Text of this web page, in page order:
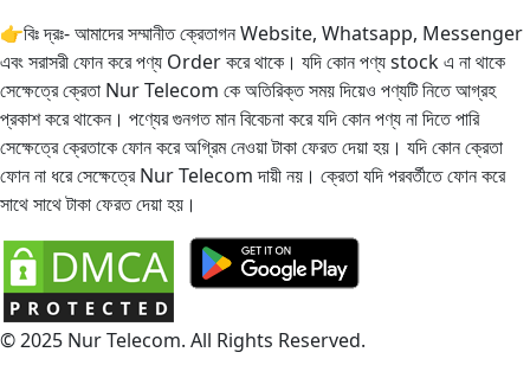
👉বিঃ দ্রঃ- আমাদের সম্মানীত ক্রেতাগন Website, Whatsapp, Messenger
এবং সরাসরী ফোন করে পণ্য Order করে থাকে। যদি কোন পণ্য stock এ না থাকে
সেক্ষেত্রে ক্রেতা Nur Telecom কে অতিরিক্ত সময় দিয়েও পণ্যটি নিতে আগ্রহ
প্রকাশ করে থাকেন। পণ্যের গুনগত মান বিবেচনা করে যদি কোন পণ্য না দিতে পারি
সেক্ষেত্রে ক্রেতাকে ফোন করে অগ্রিম নেওয়া টাকা ফেরত দেয়া হয়। যদি কোন ক্রেতা
ফোন না ধরে সেক্ষেত্রে Nur Telecom দায়ী নয়। ক্রেতা যদি পরবর্তীতে ফোন করে
সাথে সাথে টাকা ফেরত দেয়া হয়।
© 2025 Nur Telecom. All Rights Reserved.